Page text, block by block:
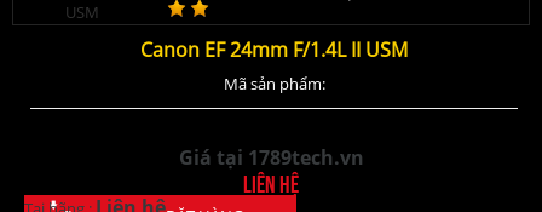
Canon EF 24mm F/1.4L II USM
Mã sản phẩm:
Giá tại 1789tech.vn
Liên hệ